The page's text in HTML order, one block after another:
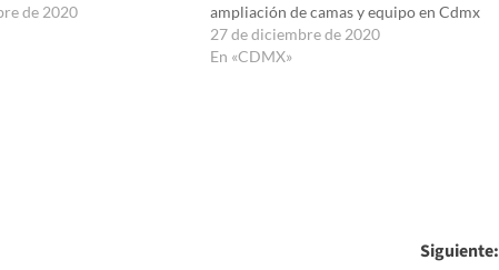
de 2020
ampliación de camas y equipo en Cdmx
27 de diciembre de 2020
En «CDMX»
Siguiente: